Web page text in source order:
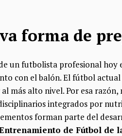
forma de
un futbolista profesional hoy
con el balón. El fútbol
más alto nivel. Por esa
integrados por
forman parte del
de Fútbol de